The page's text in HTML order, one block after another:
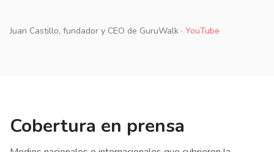
Juan Castillo, fundador y CEO de GuruWalk · YouTube
Cobertura en prensa